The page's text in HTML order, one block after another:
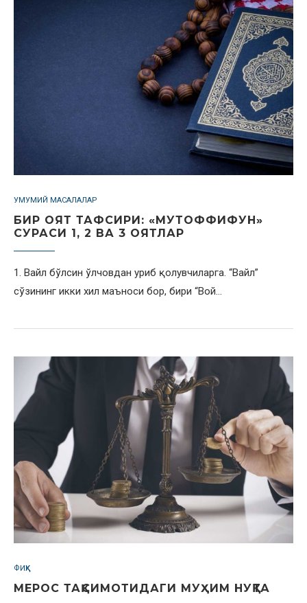
УМУМИЙ МАСАЛАЛАР
БИР ОЯТ ТАФСИРИ: «МУТОФФИФУН»
СУРАСИ 1, 2 ВА 3 ОЯТЛАР
1. Вайл бўлсин ўлчовдан уриб қолувчиларга. “Вайл”
сўзининг икки хил маъноси бор, бири “Вой…
ФИҚҲ
МЕРОС ТАҚСИМОТИДАГИ МУҲИМ НУҚТА